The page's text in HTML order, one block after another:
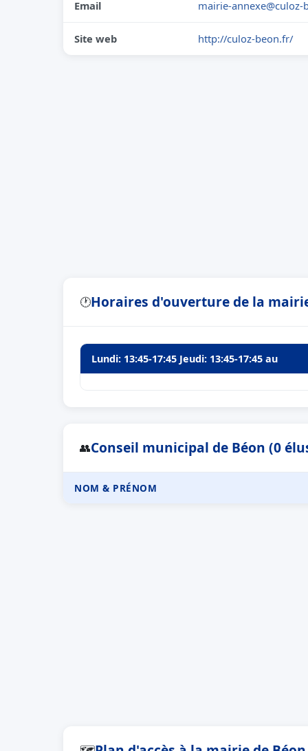
Email mairie-annexe@culoz-
Site web http://culoz-beon.fr/
🕐Horaires d'ouverture de la
Lundi: 13:45-17:45 Jeudi: 13:45-17:45 au
👥Conseil municipal de Béon (0
NOM & PRÉNOM